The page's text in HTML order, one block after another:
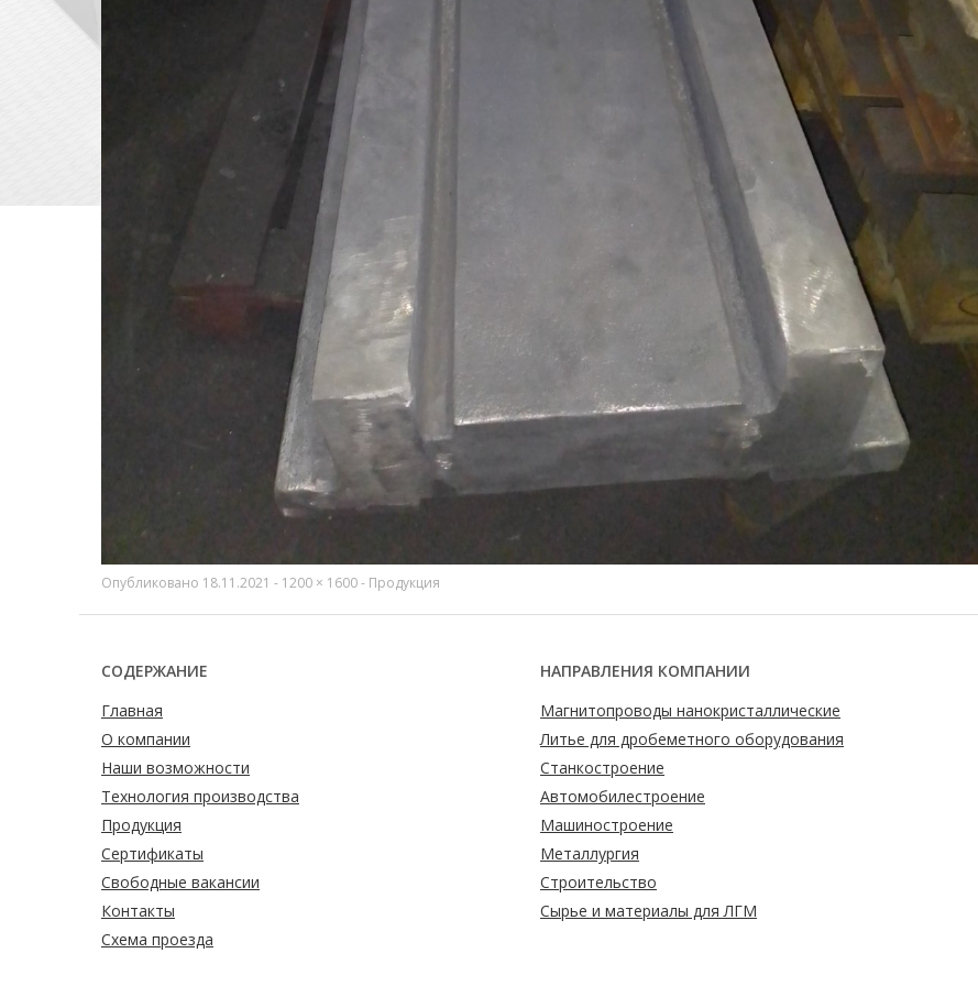
Опубликовано 18.11.2021 - 1200 × 1600- Продукция
СОДЕРЖАНИЕ
Главная
О компании
Наши возможности
Технология производства
Продукция
Сертификаты
Свободные вакансии
Контакты
Схема проезда
НАПРАВЛЕНИЯ КОМПАНИИ
Магнитопроводы нанокристаллические
Литье для дробеметного оборудования
Станкостроение
Автомобилестроение
Машиностроение
Металлургия
Строительство
Сырье и материалы для ЛГМ